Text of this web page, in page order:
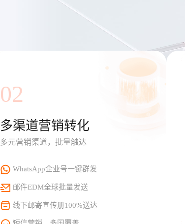
02
多渠道营销转化
多元营销渠道，批量触达
WhatsApp企业号一键群发
邮件EDM全球批量发送
线下邮寄宣传册100%送达